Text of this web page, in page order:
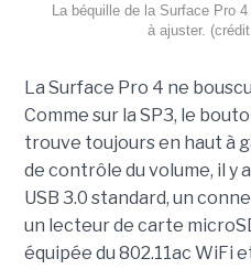
La béquille de la Surface Pro
à ajuster.
La Surface Pro 4 ne
Comme sur la SP3, le
trouve toujours en haut à
de contrôle du volume, il y
USB 3.0 standard, un
un lecteur de carte
équipée du 802.11ac WiFi